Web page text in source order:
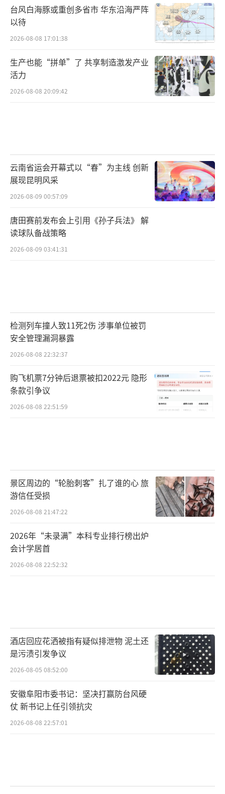
台风白海豚或重创多省市 华东沿海严阵
以待
2026-08-08 17:01:38
生产也能“拼单”了 共享制造激发产业
活力
2026-08-08 20:09:42
云南省运会开幕式以“春”为主线 创新
展现昆明风采
2026-08-09 00:57:09
唐田赛前发布会上引用《孙子兵法》 解
读球队备战策略
2026-08-09 03:41:31
检测列车撞人致11死2伤 涉事单位被罚
安全管理漏洞暴露
2026-08-08 22:32:37
购飞机票7分钟后退票被扣2022元 隐形
条款引争议
2026-08-08 22:51:59
景区周边的“轮胎刺客”扎了谁的心 旅
游信任受损
2026-08-08 21:47:22
2026年“未录满”本科专业排行榜出炉
会计学居首
2026-08-08 22:52:32
酒店回应花洒被指有疑似排泄物 泥土还
是污渍引发争议
2026-08-05 08:52:00
安徽阜阳市委书记：坚决打赢防台风硬
仗 新书记上任引领抗灾
2026-08-08 22:57:01